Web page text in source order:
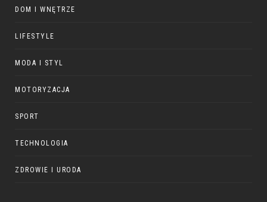
DOM I WNĘTRZE
LIFESTYLE
MODA I STYL
MOTORYZACJA
SPORT
TECHNOLOGIA
ZDROWIE I URODA